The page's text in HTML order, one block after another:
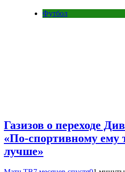
Футбол
Газизов о переходе
«По‑спортивному ему
лучше»